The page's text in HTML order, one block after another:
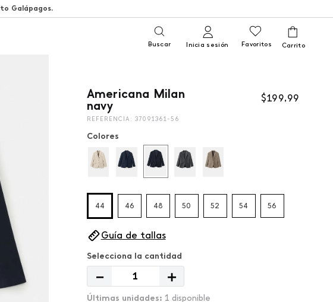
Galápagos.
Buscar Inicia sesión Favoritos
Americana Milan
navy
$199,99
REFERENCIA : 37091361-56
Colores
44 46 48 50 52 54 56
Guía de tallas
＋
－
1 disponible